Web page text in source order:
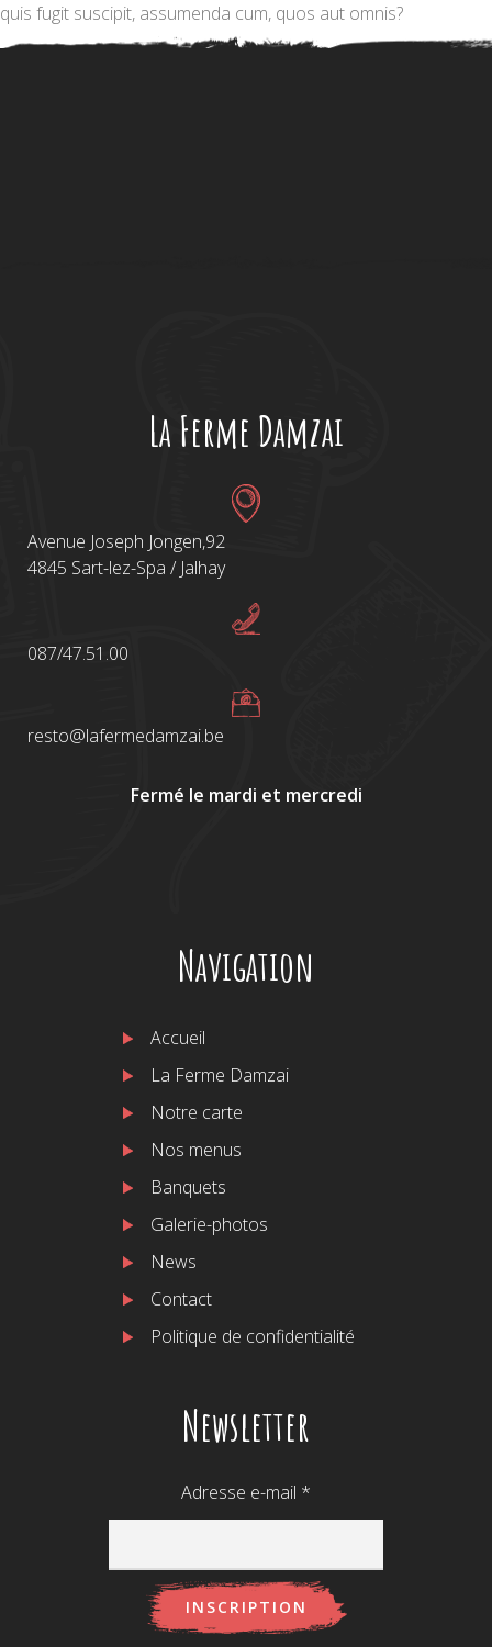
quis fugit suscipit, assumenda cum, quos aut omnis?
La Ferme Damzai
Avenue Joseph Jongen,92
4845 Sart-lez-Spa / Jalhay
087/47.51.00
resto@lafermedamzai.be
Fermé le mardi et mercredi
Navigation
Accueil
La Ferme Damzai
Notre carte
Nos menus
Banquets
Galerie-photos
News
Contact
Politique de confidentialité
Newsletter
Adresse e-mail *